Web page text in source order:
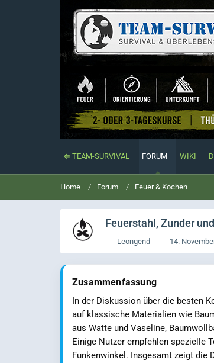
⇐ TEAM-SURVIVAL FORUM WIKI
Home Forum Feuer & Kochen
Feuerstahl, Zunder
Leongend 14.
Zusammenfassung
In der Diskussion über die besten
auf klassische Materialien wie
aus Watte und Vaseline,
Einige Nutzer empfehlen spezielle
Funkenwinkel. Insgesamt zeigt die